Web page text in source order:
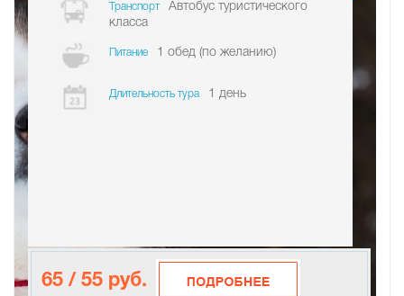
Транспорт
Автобус туристического
класса
Питание 1 обед (по желанию)
Длительность тура 1 день
65 / 55 руб.